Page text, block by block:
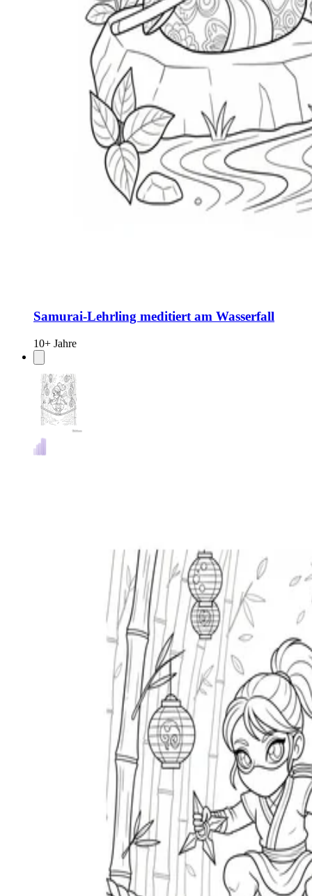
Samurai-Lehrling meditiert am Wasserfall
10+ Jahre